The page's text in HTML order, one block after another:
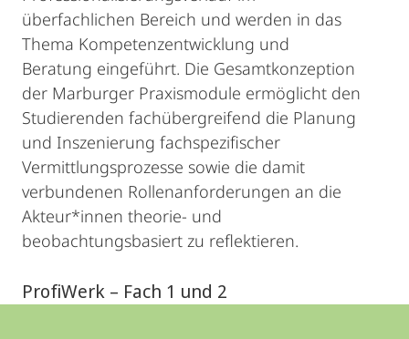
überfachlichen Bereich und werden in das
Thema Kompetenzentwicklung und
Beratung eingeführt. Die Gesamtkonzeption
der Marburger Praxismodule ermöglicht den
Studierenden fachübergreifend die Planung
und Inszenierung fachspezifischer
Vermittlungsprozesse sowie die damit
verbundenen Rollenanforderungen an die
Akteur*innen theorie- und
beobachtungsbasiert zu reflektieren.
ProfiWerk – Fach 1 und 2